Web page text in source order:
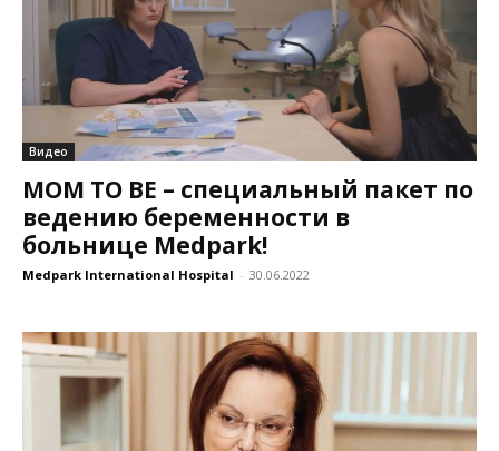
Видео
MOM TO BE – специальный пакет по
ведению беременности в
больнице Medpark!
Medpark International Hospital - 30.06.2022